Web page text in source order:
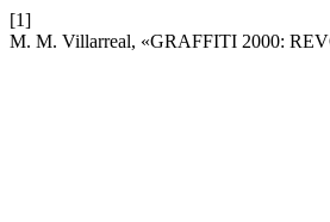
[1]
M. M. Villarreal, «GRAFFITI 2000: